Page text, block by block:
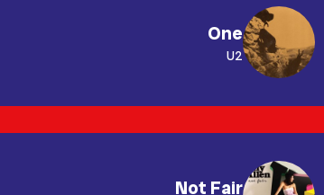
One
U2
Not Fair